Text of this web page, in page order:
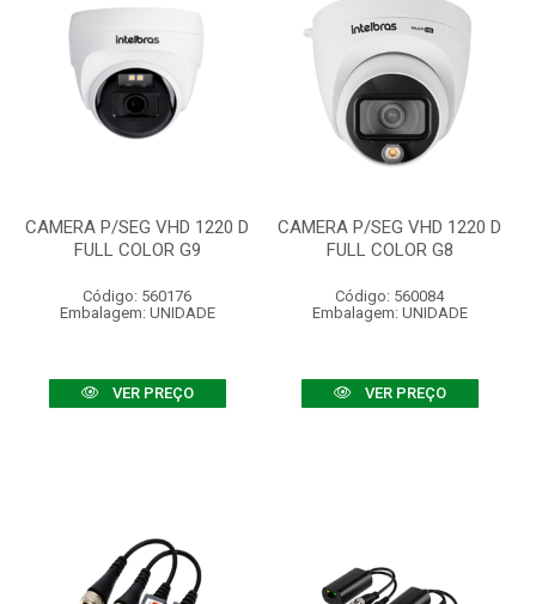
CAMERA P/SEG VHD 1220 D
FULL COLOR G9
Código: 560176
Embalagem: UNIDADE
VER PREÇO
CAMERA P/SEG VHD 1220 D
FULL COLOR G8
Código: 560084
Embalagem: UNIDADE
VER PREÇO